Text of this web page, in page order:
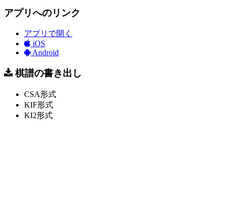
アプリへのリンク
アプリで開く
iOS
Android
棋譜の書き出し
CSA形式
KIF形式
KI2形式